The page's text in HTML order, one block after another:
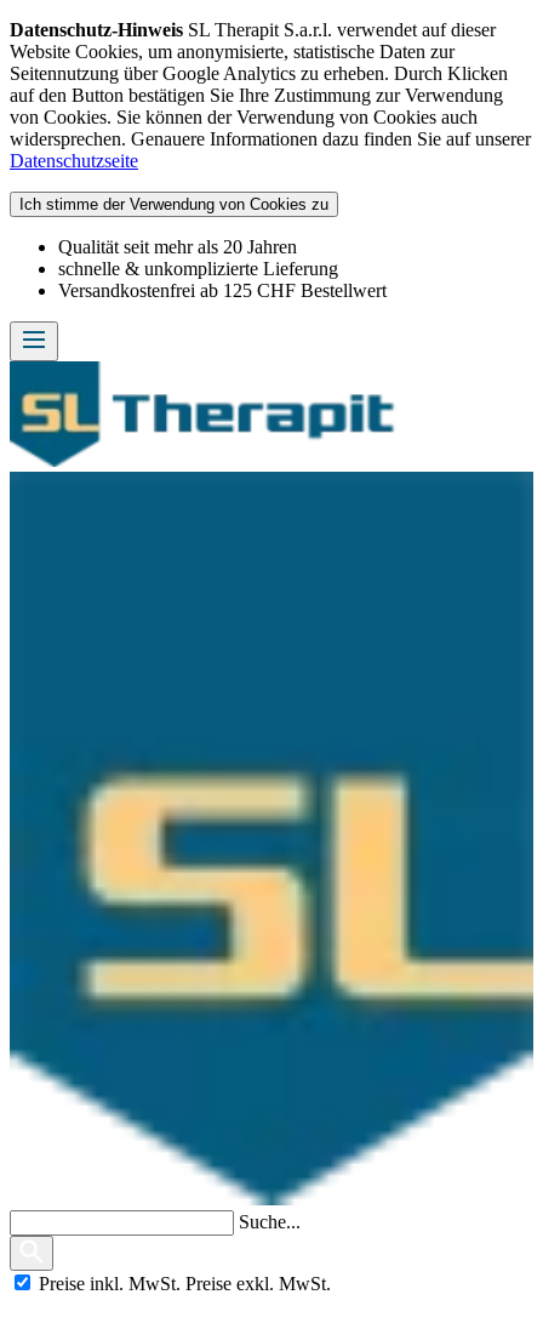
Datenschutz-Hinweis SL Therapit S.a.r.l. verwendet auf dieser
Website Cookies, um anonymisierte, statistische Daten zur
Seitennutzung über Google Analytics zu erheben. Durch Klicken
auf den Button bestätigen Sie Ihre Zustimmung zur Verwendung
von Cookies. Sie können der Verwendung von Cookies auch
widersprechen. Genauere Informationen dazu finden Sie auf unserer
Datenschutzseite
Ich stimme der Verwendung von Cookies zu
Qualität seit mehr als 20 Jahren
schnelle & unkomplizierte Lieferung
Versandkostenfrei ab 125 CHF Bestellwert
Suche...
Preise inkl. MwSt. Preise exkl. MwSt.